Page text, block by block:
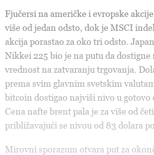
Fjučersi na američke i evropske
više od jedan odsto, dok je MSCI
akcija porastao za oko tri odsto.
Nikkei 225 bio je na putu da dostigne
vrednost na zatvaranju trgovanja.
prema svim glavnim svetskim
bitcoin dostigao najviši nivo u gotovo
Cena nafte brent pala je za više od
približavajući se nivou od 83 dolara
Mirovni sporazum otvara put za